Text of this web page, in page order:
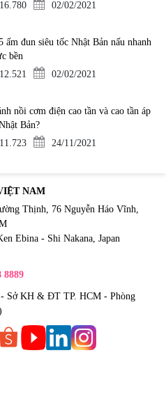
16.780
02/02/2021
ấm đun siêu tốc Nhật Bản nấu nhanh
bền
12.521
02/02/2021
nồi cơm điện cao tần và cao tần áp
Bản?
11.723
24/11/2021
NAM
Thịnh, 76 Nguyễn Háo Vĩnh,
Ebina - Shi Nakana, Japan
8889
- Sở KH & ĐT TP. HCM - Phòng